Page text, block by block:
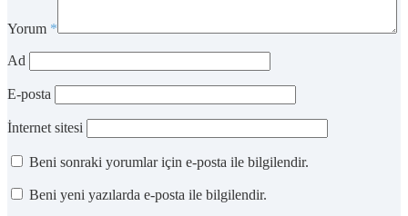
Yorum *
Ad
E-posta
İnternet sitesi
Beni sonraki yorumlar için e-posta ile bilgilendir.
Beni yeni yazılarda e-posta ile bilgilendir.